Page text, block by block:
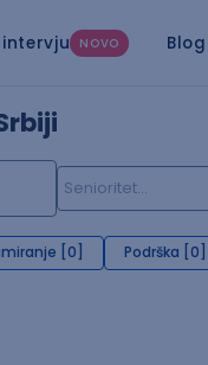
NOVO Blog
[0] Podrška [0]